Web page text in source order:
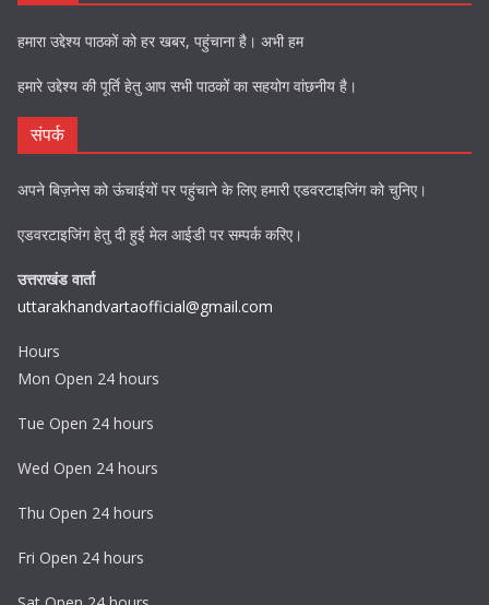
हमारा उद्देश्य पाठकों को हर खबर, पहुंचाना है। अभी हम
हमारे उद्देश्य की पूर्ति हेतु आप सभी पाठकों का सहयोग वांछनीय है।
संपर्क
अपने बिज़नेस को ऊंचाईयों पर पहुंचाने के लिए हमारी एडवरटाइजिंग को चुनिए।
एडवरटाइजिंग हेतु दी हुई मेल आईडी पर सम्पर्क करिए।
उत्तराखंड वार्ता
uttarakhandvartaofficial@gmail.com
Hours
Mon Open 24 hours
Tue Open 24 hours
Wed Open 24 hours
Thu Open 24 hours
Fri Open 24 hours